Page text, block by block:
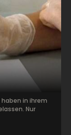
in ihrem
Nur